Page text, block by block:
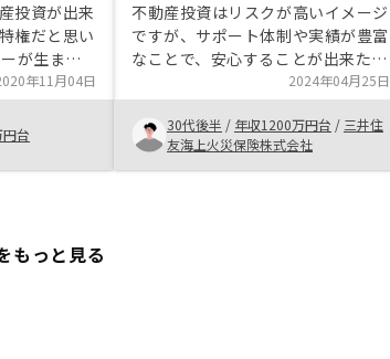
投資が出来
権だと思い
っていくの
めるのに越
す。販売物
性、相場な
頂けると参
年11月04日
台
不動産投資はリスクが高いイメージ
ですが、サポート体制や実績が豊富
なことで、安心することが出来たこ
とが大きな理由です。また、節税を
賢くすることが、資産形成において
は重要であることが理解できたこと
で、不動産投資を始める一歩を踏み
出すことが出来ました。
2024年04月25日
30代後半 / 年収1200万円台 / 三井住
友海上火災保険株式会社
もっと見る